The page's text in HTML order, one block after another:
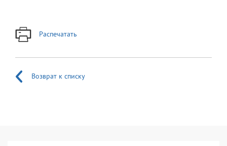
Распечатать
Возврат к списку